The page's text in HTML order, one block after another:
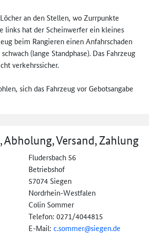
an den Stellen, wo Zurrpunkte
links hat der Scheinwerfer ein kleines
beim Rangieren einen Anfahrschaden
(lange Standphase). Das Fahrzeug
verkehrssicher.
sich das Fahrzeug vor Gebotsangabe
Abholung, Versand, Zahlung
Fludersbach 56
Betriebshof
57074 Siegen
Nordrhein-Westfalen
Colin Sommer
Telefon: 0271/4044815
E-Mail: c.sommer@siegen.de